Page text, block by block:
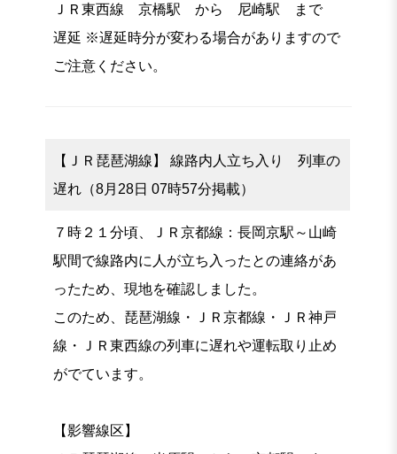
ＪＲ東西線 京橋駅 から 尼崎駅 まで
遅延 ※遅延時分が変わる場合がありますので
ご注意ください。
【ＪＲ琵琶湖線】 線路内人立ち入り 列車の
遅れ（8月28日 07時57分掲載）
７時２１分頃、ＪＲ京都線：長岡京駅～山崎
駅間で線路内に人が立ち入ったとの連絡があ
ったため、現地を確認しました。
このため、琵琶湖線・ＪＲ京都線・ＪＲ神戸
線・ＪＲ東西線の列車に遅れや運転取り止め
がでています。
【影響線区】